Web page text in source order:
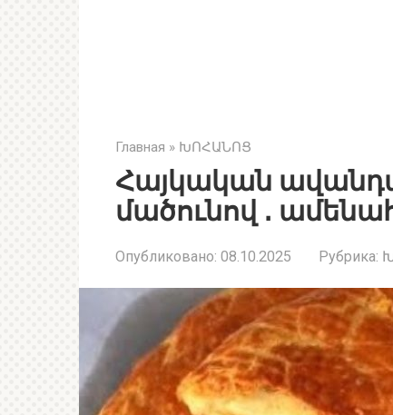
Главная » ԽՈՀԱՆՈՑ
Հայկական
մածունով ․
Опубликовано: 08.10.2025 Рубрика: